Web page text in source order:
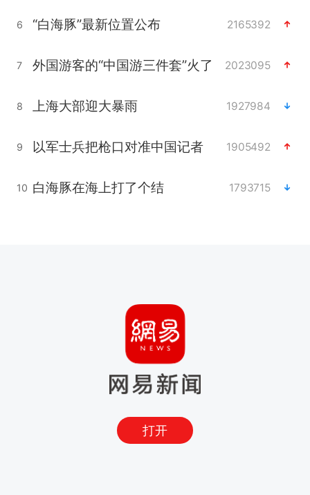
6 “白海豚”最新位置公布 2165392
7 外国游客的“中国游三件套”火了 2023095
8 上海大部迎大暴雨 1927984
9 以军士兵把枪口对准中国记者 1905492
10 白海豚在海上打了个结 1793715
打开